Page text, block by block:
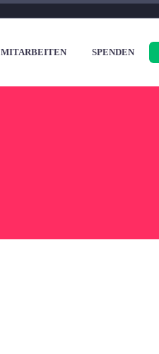
MITARBEITEN SPENDEN